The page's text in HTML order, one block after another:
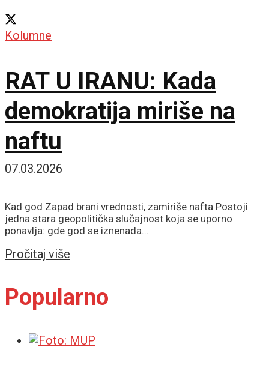
Kolumne
RAT U IRANU: Kada
demokratija miriše na
naftu
07.03.2026
Kad god Zapad brani vrednosti, zamiriše nafta Postoji
jedna stara geopolitička slučajnost koja se uporno
ponavlja: gde god se iznenada...
Pročitaj više
Popularno